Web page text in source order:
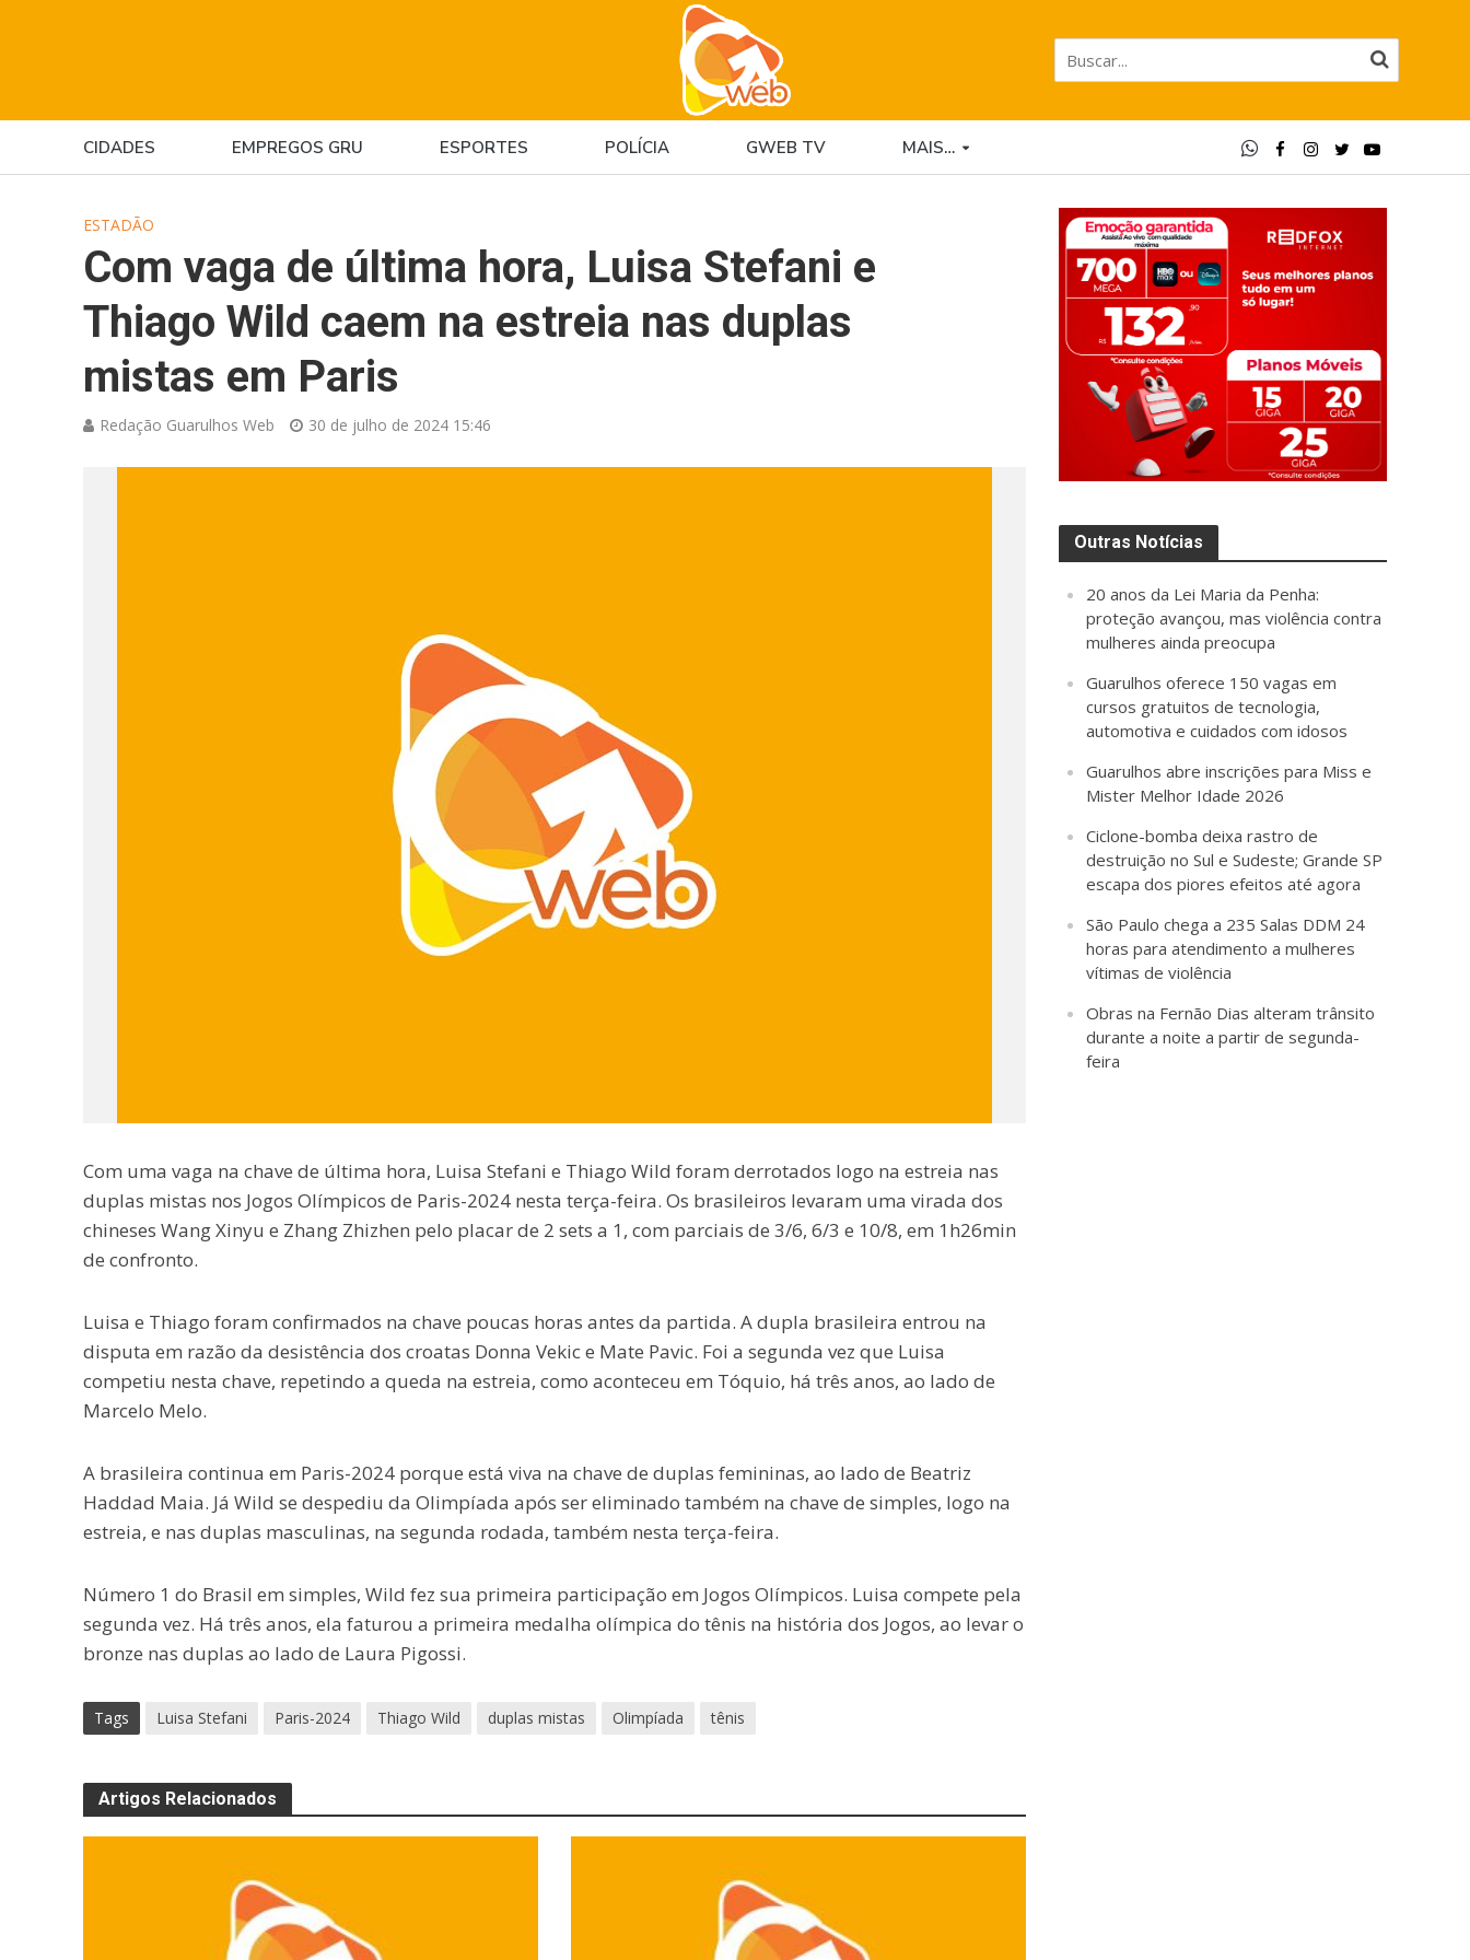
CIDADES EMPREGOS GRU ESPORTES POLÍCIA GWEB TV MAIS…
ESTADÃO
Com vaga de última hora, Luisa Stefani e
Thiago Wild caem na estreia nas duplas
mistas em Paris
Redação Guarulhos Web 30 de julho de 2024 15:46
Com uma vaga na chave de última hora, Luisa Stefani e Thiago Wild foram derrotados logo na estreia nas
duplas mistas nos Jogos Olímpicos de Paris-2024 nesta terça-feira. Os brasileiros levaram uma virada dos
chineses Wang Xinyu e Zhang Zhizhen pelo placar de 2 sets a 1, com parciais de 3/6, 6/3 e 10/8, em 1h26min
de confronto.
Luisa e Thiago foram confirmados na chave poucas horas antes da partida. A dupla brasileira entrou na
disputa em razão da desistência dos croatas Donna Vekic e Mate Pavic. Foi a segunda vez que Luisa
competiu nesta chave, repetindo a queda na estreia, como aconteceu em Tóquio, há três anos, ao lado de
Marcelo Melo.
A brasileira continua em Paris-2024 porque está viva na chave de duplas femininas, ao lado de Beatriz
Haddad Maia. Já Wild se despediu da Olimpíada após ser eliminado também na chave de simples, logo na
estreia, e nas duplas masculinas, na segunda rodada, também nesta terça-feira.
Número 1 do Brasil em simples, Wild fez sua primeira participação em Jogos Olímpicos. Luisa compete pela
segunda vez. Há três anos, ela faturou a primeira medalha olímpica do tênis na história dos Jogos, ao levar o
bronze nas duplas ao lado de Laura Pigossi.
Tags Luisa Stefani Paris-2024 Thiago Wild duplas mistas Olimpíada tênis
Artigos Relacionados
Outras Notícias
20 anos da Lei Maria da Penha:
proteção avançou, mas violência contra
mulheres ainda preocupa
Guarulhos oferece 150 vagas em
cursos gratuitos de tecnologia,
automotiva e cuidados com idosos
Guarulhos abre inscrições para Miss e
Mister Melhor Idade 2026
Ciclone-bomba deixa rastro de
destruição no Sul e Sudeste; Grande SP
escapa dos piores efeitos até agora
São Paulo chega a 235 Salas DDM 24
horas para atendimento a mulheres
vítimas de violência
Obras na Fernão Dias alteram trânsito
durante a noite a partir de segunda-
feira